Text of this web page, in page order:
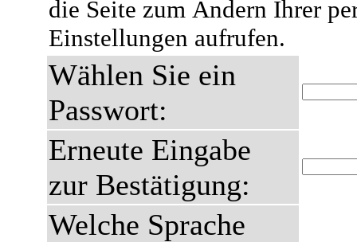
die Seite zum Ändern Ihrer
Einstellungen aufrufen.
Wählen Sie ein
Passwort:
Erneute Eingabe
zur Bestätigung:
Welche Sprache